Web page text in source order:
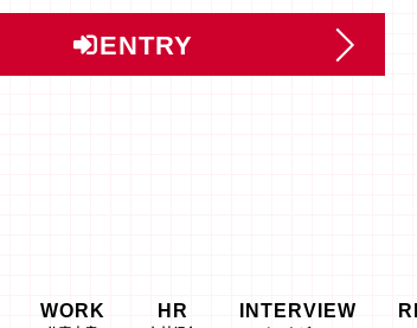
ENTRY
WORK HR INTERVIEW